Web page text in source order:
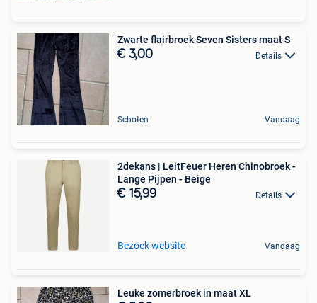
Zwarte flairbroek Seven Sisters maat S
€ 3,00 Details
Schoten Vandaag
2dekans | LeitFeuer Heren Chinobroek -
Lange Pijpen - Beige
€ 15,99 Details
Bezoek website Vandaag
Leuke zomerbroek in maat XL